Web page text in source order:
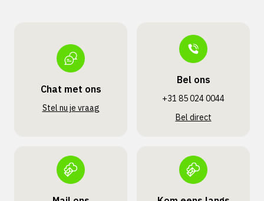
Chat met ons
Stel nu je vraag
Bel ons
+31 85 024 0044
Bel direct